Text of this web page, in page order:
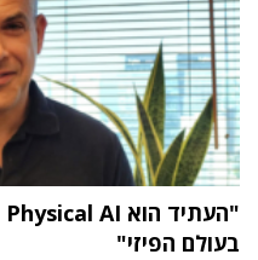
בעולם הפיזי"